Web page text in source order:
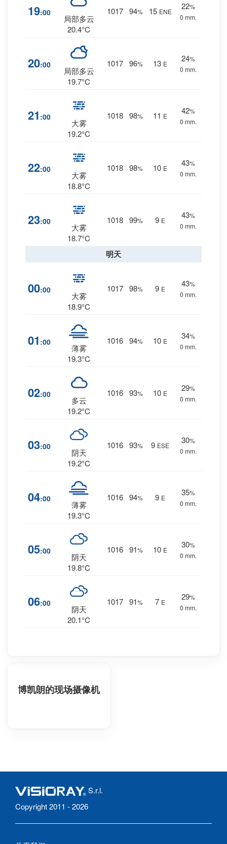
19:00
局部多云
20.4°C
1017 94% 15 ENE
22%
0 mm.
20:00
局部多云
19.7°C
1017 96% 13 E
24%
0 mm.
21 :00
大雾
19.2°C
1018 98% 11 E
42%
0 mm.
22:00
大雾
18.8°C
1018 98% 10 E
43%
0 mm.
23:00
大雾
18.7°C
1018 99% 9 E
43%
0 mm.
明天
00:00
大雾
18.9°C
1017 98% 9 E
43%
0 mm.
01 :00
薄雾
19.3°C
1016 94% 10 E
34%
0 mm.
02:00
多云
19.2°C
1016 93% 10 E
29%
0 mm.
03:00
阴天
19.2°C
1016 93% 9 ESE
30%
0 mm.
04:00
薄雾
19.3°C
1016 94% 9 E
35%
0 mm.
05:00
阴天
19.8°C
1016 91% 10 E
30%
0 mm.
06:00
阴天
20.1°C
1017 91% 7 E
29%
0 mm.
博凯朗的现场摄像机
S.r.l.
Copyright 2011 - 2026